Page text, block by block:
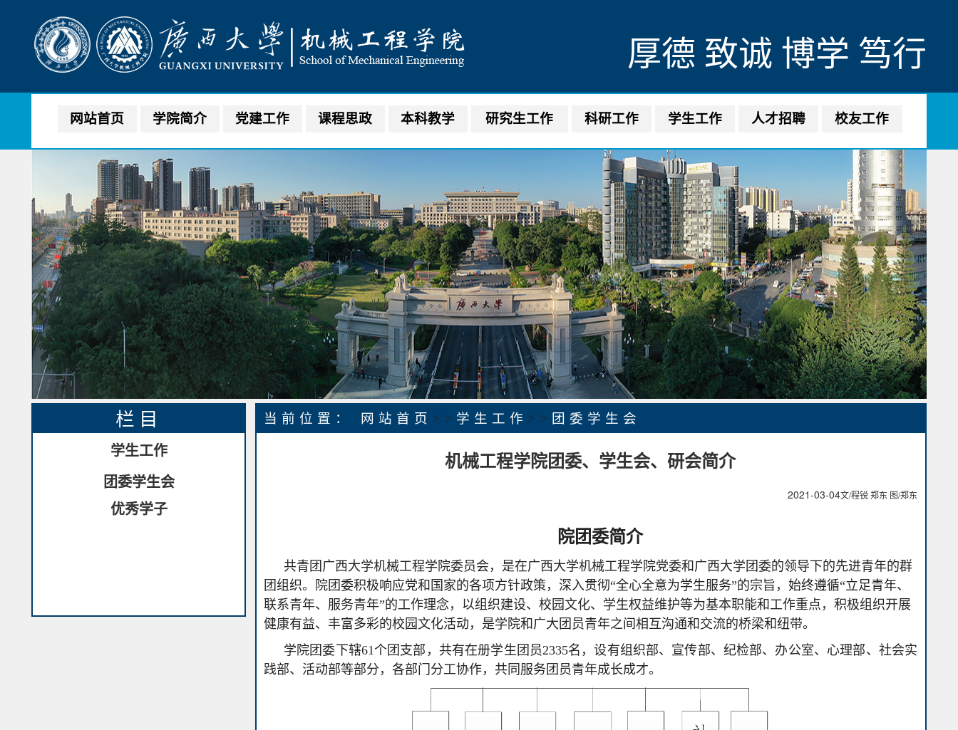
厚德 致诚 博学 笃行
网站首页 学院简介 党建工作 课程思政 本科教学 研究生工作 科研工作 学生工作 人才招聘 校友工作
栏目
学生工作
团委学生会
优秀学子
当前位置： 网站首页 >> 学生工作 >> 团委学生会
机械工程学院团委、学生会、研会简介
2021-03-04文/程锐 郑东 图/郑东
院团委简介
共青团广西大学机械工程学院委员会，是在广西大学机械工程学院党委和广西大学团委的领导下的先进青年的群
团组织。院团委积极响应党和国家的各项方针政策，深入贯彻“全心全意为学生服务”的宗旨，始终遵循“立足青年、
联系青年、服务青年”的工作理念，以组织建设、校园文化、学生权益维护等为基本职能和工作重点，积极组织开展
健康有益、丰富多彩的校园文化活动，是学院和广大团员青年之间相互沟通和交流的桥梁和纽带。
学院团委下辖61个团支部，共有在册学生团员2335名，设有组织部、宣传部、纪检部、办公室、心理部、社会实
践部、活动部等部分，各部门分工协作，共同服务团员青年成长成才。